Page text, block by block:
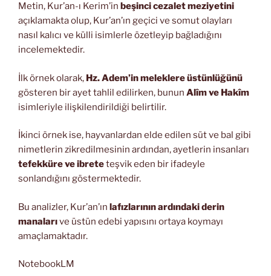
Metin, Kur’an-ı Kerim’in beşinci cezalet meziyetini
açıklamakta olup, Kur’an’ın geçici ve somut olayları
nasıl kalıcı ve külli isimlerle özetleyip bağladığını
incelemektedir.
İlk örnek olarak, Hz. Adem’in meleklere üstünlüğünü
gösteren bir ayet tahlil edilirken, bunun Alîm ve Hakîm
isimleriyle ilişkilendirildiği belirtilir.
İkinci örnek ise, hayvanlardan elde edilen süt ve bal gibi
nimetlerin zikredilmesinin ardından, ayetlerin insanları
tefekküre ve ibreteteşvik eden bir ifadeyle
sonlandığını göstermektedir.
Bu analizler, Kur’an’ın lafızlarının ardındaki derin
manalarıve üstün edebi yapısını ortaya koymayı
amaçlamaktadır.
NotebookLM